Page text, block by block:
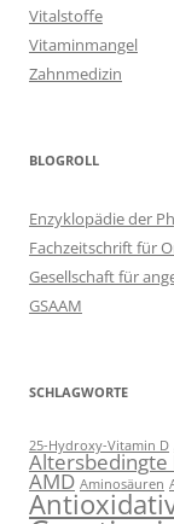
Vitalstoffe
Vitaminmangel
Zahnmedizin
BLOGROLL
Enzyklopädie der
Fachzeitschrift für
Gesellschaft für
GSAAM
SCHLAGWORTE
25-Hydroxy-Vitamin D
Altersbedingte
AMD Aminosäuren